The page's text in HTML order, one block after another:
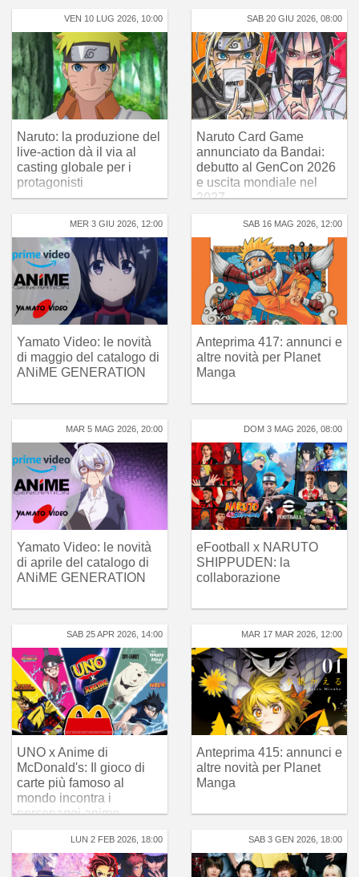
VEN 10 LUG 2026, 10:00
Naruto: la produzione del
live-action dà il via al
casting globale per i
protagonisti
SAB 20 GIU 2026, 08:00
Naruto Card Game
annunciato da Bandai:
debutto al GenCon 2026
e uscita mondiale nel
2027
MER 3 GIU 2026, 12:00
Yamato Video: le novità
di maggio del catalogo di
ANiME GENERATION
SAB 16 MAG 2026, 12:00
Anteprima 417: annunci e
altre novità per Planet
Manga
MAR 5 MAG 2026, 20:00
Yamato Video: le novità
di aprile del catalogo di
ANiME GENERATION
DOM 3 MAG 2026, 08:00
eFootball x NARUTO
SHIPPUDEN: la
collaborazione
SAB 25 APR 2026, 14:00
UNO x Anime di
McDonald's: Il gioco di
carte più famoso al
mondo incontra i
personaggi anime
MAR 17 MAR 2026, 12:00
Anteprima 415: annunci e
altre novità per Planet
Manga
LUN 2 FEB 2026, 18:00 SAB 3 GEN 2026, 18:00